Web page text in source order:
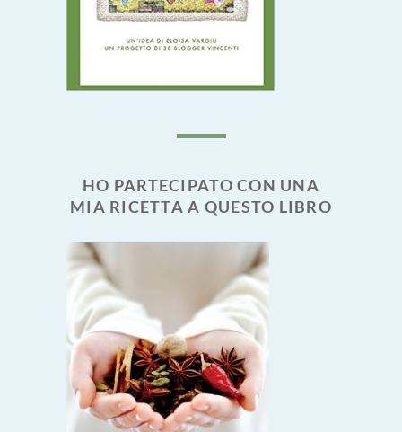
HO PARTECIPATO CON UNA
MIA RICETTA A QUESTO LIBRO